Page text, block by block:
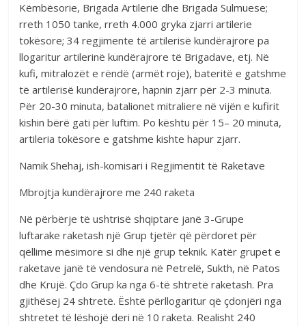
Këmbësorie, Brigada Artilerie dhe Brigada Sulmuese;
rreth 1050 tanke, rreth 4.000 gryka zjarri artilerie
tokësore; 34 regjimente të artilerisë kundërajrore pa
llogaritur artilerinë kundërajrore të Brigadave, etj. Në
kufi, mitralozët e rëndë (armët roje), bateritë e gatshme
të artilerisë kundërajrore, hapnin zjarr për 2-3 minuta.
Për 20-30 minuta, batalionet mitraliere në vijën e kufirit
kishin bërë gati për luftim. Po kështu për 15– 20 minuta,
artileria tokësore e gatshme kishte hapur zjarr.
Namik Shehaj, ish-komisari i Regjimentit të Raketave
Mbrojtja kundërajrore me 240 raketa
Në përbërje të ushtrisë shqiptare janë 3-Grupe
luftarake raketash një Grup tjetër që përdoret për
qëllime mësimore si dhe një grup teknik. Katër grupet e
raketave janë të vendosura në Petrelë, Sukth, në Patos
dhe Krujë. Çdo Grup ka nga 6-të shtretë raketash. Pra
gjithësej 24 shtretë. Është përllogaritur që çdonjëri nga
shtretet të lëshojë deri në 10 raketa. Realisht 240